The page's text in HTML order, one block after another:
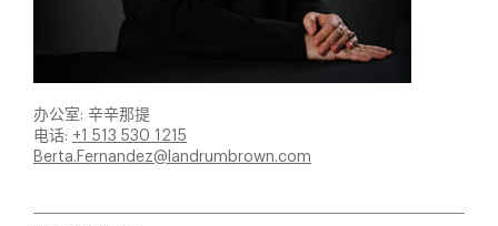
办公室: 辛辛那提
电话: +1 513 530 1215
Berta.Fernandez@landrumbrown.com